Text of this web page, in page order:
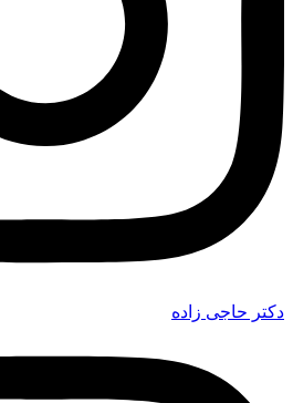
دکتر حاجی زاده